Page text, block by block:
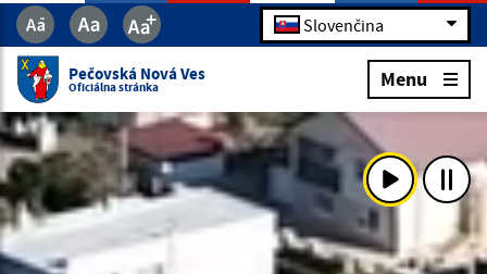
Slovenčina
Pečovská Nová Ves
Oficiálna stránka Menu